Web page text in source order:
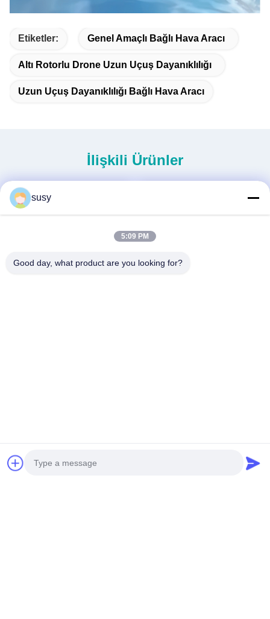
Etiketler: Genel Amaçlı Bağlı Hava Aracı
Altı Rotorlu Drone Uzun Uçuş Dayanıklılığı
Uzun Uçuş Dayanıklılığı Bağlı Hava Aracı
İlişkili Ürünler
susy
5:09 PM
Good day, what product are you looking for?